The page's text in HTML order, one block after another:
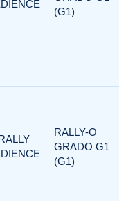
(G1)
RALLY-O
GRADO G1
(G1)